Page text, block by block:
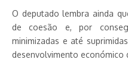
O deputado lembra ainda
de coesão e, por
minimizadas e até
desenvolvimento económico